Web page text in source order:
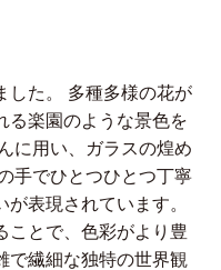
した。 多種多様の花が
る楽園のような景色を
に用い、ガラスの煌め
手でひとつひとつ丁寧
表現されています。
ことで、色彩がより豊
で繊細な独特の世界観